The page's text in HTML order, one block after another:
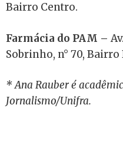
Bairro Centro.
Farmácia do PAM –
Sobrinho, n° 70,
* Ana Rauber é
Jornalismo/Unifra.